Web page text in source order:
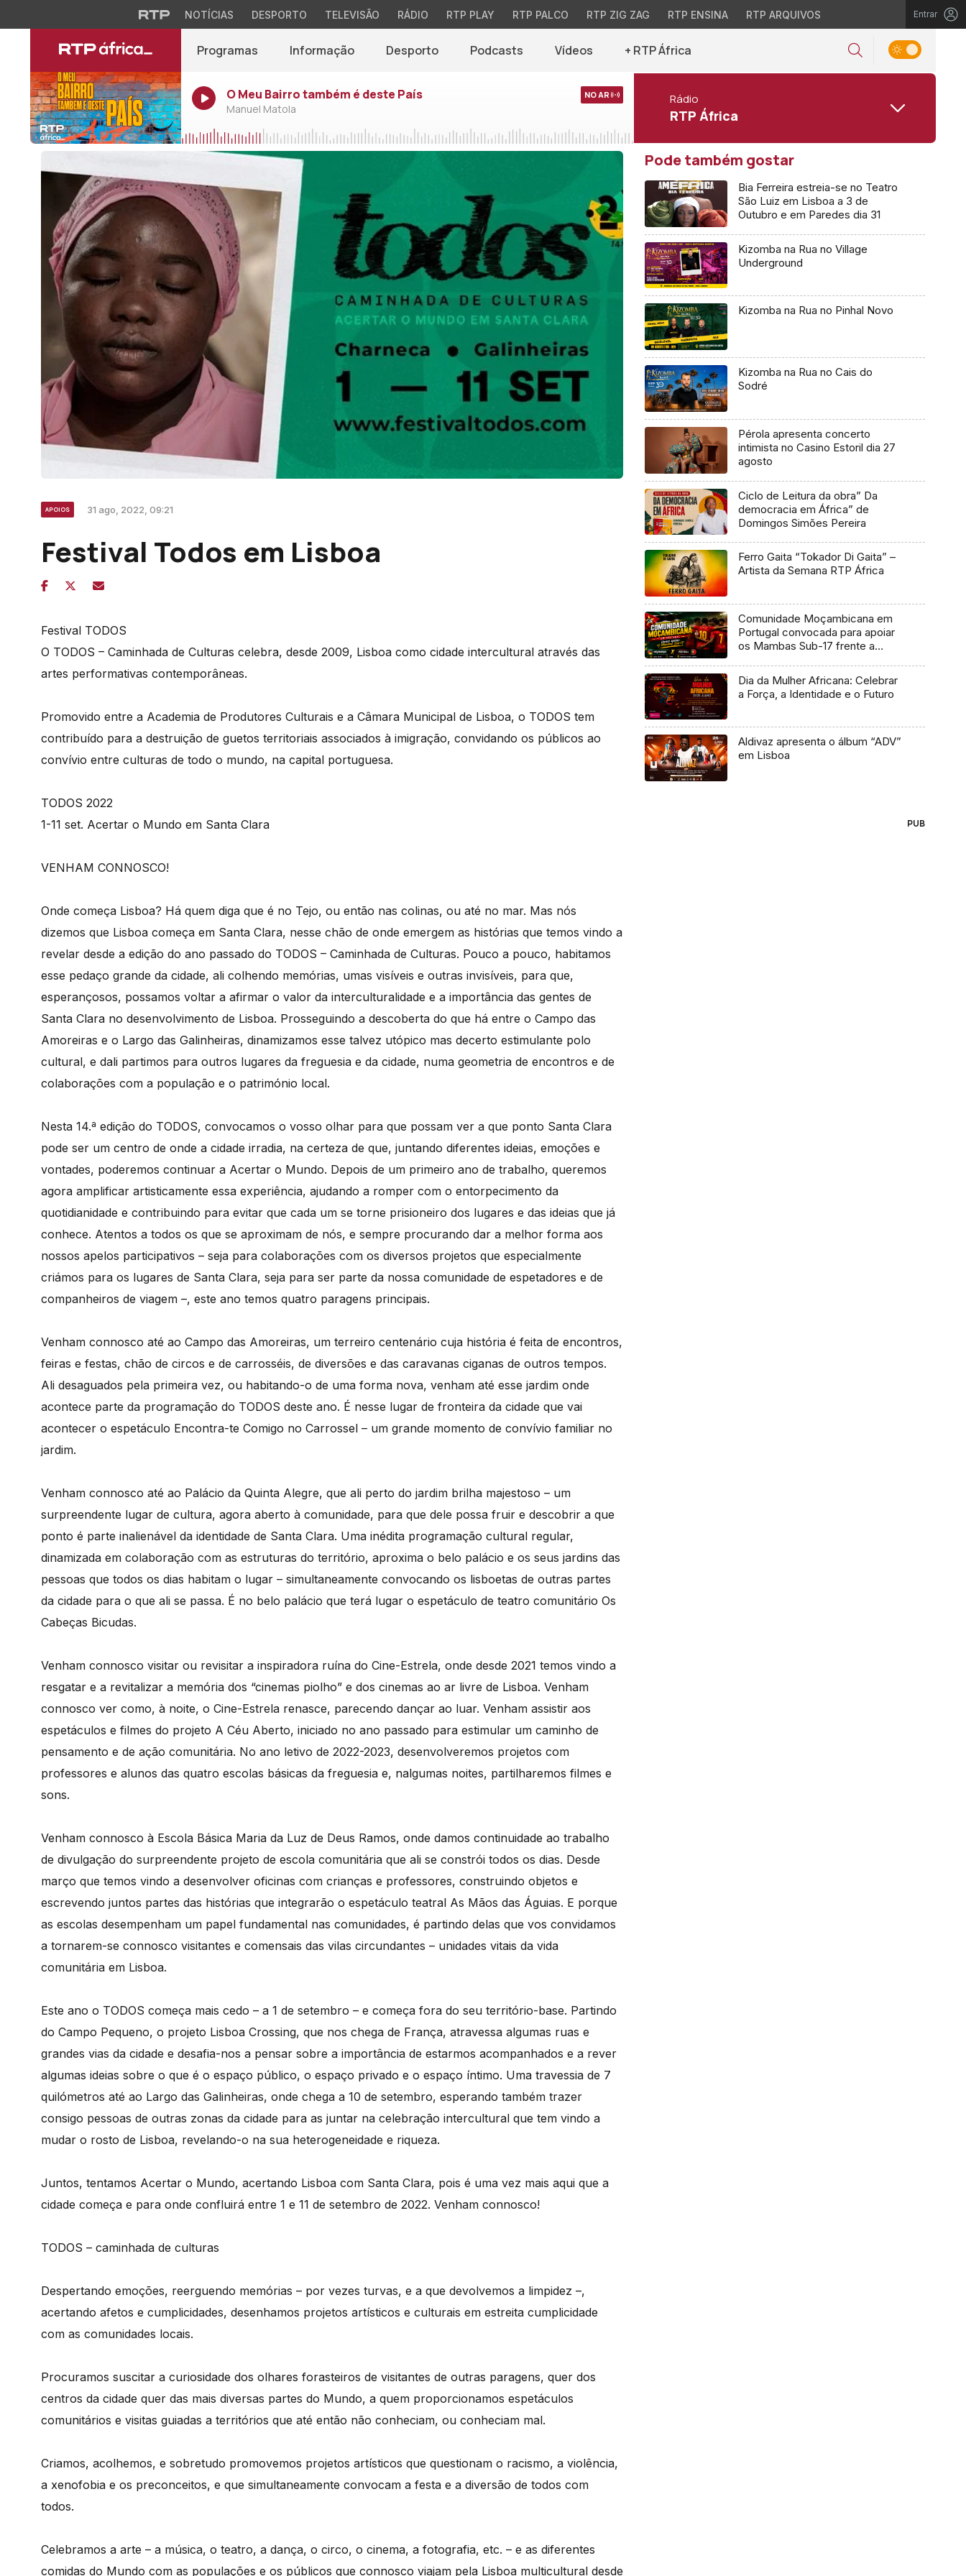
NOTÍCIAS DESPORTO TELEVISÃO RÁDIO RTP PLAY RTP PALCO RTP ZIG ZAG RTP ENSINA RTP ARQUIVOS Entrar
Programas Informação Desporto Podcasts Vídeos + RTP África
O Meu Bairro também é deste País
Manuel Matola
NO AR Rádio
RTP África
APOIOS 31 ago, 2022, 09:21
Festival Todos em Lisboa
Festival TODOS
O TODOS – Caminhada de Culturas celebra, desde 2009, Lisboa como cidade intercultural através das
artes performativas contemporâneas.
Promovido entre a Academia de Produtores Culturais e a Câmara Municipal de Lisboa, o TODOS tem
contribuído para a destruição de guetos territoriais associados à imigração, convidando os públicos ao
convívio entre culturas de todo o mundo, na capital portuguesa.
TODOS 2022
1-11 set. Acertar o Mundo em Santa Clara
VENHAM CONNOSCO!
Onde começa Lisboa? Há quem diga que é no Tejo, ou então nas colinas, ou até no mar. Mas nós
dizemos que Lisboa começa em Santa Clara, nesse chão de onde emergem as histórias que temos vindo a
revelar desde a edição do ano passado do TODOS – Caminhada de Culturas. Pouco a pouco, habitamos
esse pedaço grande da cidade, ali colhendo memórias, umas visíveis e outras invisíveis, para que,
esperançosos, possamos voltar a afirmar o valor da interculturalidade e a importância das gentes de
Santa Clara no desenvolvimento de Lisboa. Prosseguindo a descoberta do que há entre o Campo das
Amoreiras e o Largo das Galinheiras, dinamizamos esse talvez utópico mas decerto estimulante polo
cultural, e dali partimos para outros lugares da freguesia e da cidade, numa geometria de encontros e de
colaborações com a população e o património local.
Nesta 14.ª edição do TODOS, convocamos o vosso olhar para que possam ver a que ponto Santa Clara
pode ser um centro de onde a cidade irradia, na certeza de que, juntando diferentes ideias, emoções e
vontades, poderemos continuar a Acertar o Mundo. Depois de um primeiro ano de trabalho, queremos
agora amplificar artisticamente essa experiência, ajudando a romper com o entorpecimento da
quotidianidade e contribuindo para evitar que cada um se torne prisioneiro dos lugares e das ideias que já
conhece. Atentos a todos os que se aproximam de nós, e sempre procurando dar a melhor forma aos
nossos apelos participativos – seja para colaborações com os diversos projetos que especialmente
criámos para os lugares de Santa Clara, seja para ser parte da nossa comunidade de espetadores e de
companheiros de viagem –, este ano temos quatro paragens principais.
Venham connosco até ao Campo das Amoreiras, um terreiro centenário cuja história é feita de encontros,
feiras e festas, chão de circos e de carrosséis, de diversões e das caravanas ciganas de outros tempos.
Ali desaguados pela primeira vez, ou habitando-o de uma forma nova, venham até esse jardim onde
acontece parte da programação do TODOS deste ano. É nesse lugar de fronteira da cidade que vai
acontecer o espetáculo Encontra-te Comigo no Carrossel – um grande momento de convívio familiar no
jardim.
Venham connosco até ao Palácio da Quinta Alegre, que ali perto do jardim brilha majestoso – um
surpreendente lugar de cultura, agora aberto à comunidade, para que dele possa fruir e descobrir a que
ponto é parte inalienável da identidade de Santa Clara. Uma inédita programação cultural regular,
dinamizada em colaboração com as estruturas do território, aproxima o belo palácio e os seus jardins das
pessoas que todos os dias habitam o lugar – simultaneamente convocando os lisboetas de outras partes
da cidade para o que ali se passa. É no belo palácio que terá lugar o espetáculo de teatro comunitário Os
Cabeças Bicudas.
Venham connosco visitar ou revisitar a inspiradora ruína do Cine-Estrela, onde desde 2021 temos vindo a
resgatar e a revitalizar a memória dos “cinemas piolho” e dos cinemas ao ar livre de Lisboa. Venham
connosco ver como, à noite, o Cine-Estrela renasce, parecendo dançar ao luar. Venham assistir aos
espetáculos e filmes do projeto A Céu Aberto, iniciado no ano passado para estimular um caminho de
pensamento e de ação comunitária. No ano letivo de 2022-2023, desenvolveremos projetos com
professores e alunos das quatro escolas básicas da freguesia e, nalgumas noites, partilharemos filmes e
sons.
Venham connosco à Escola Básica Maria da Luz de Deus Ramos, onde damos continuidade ao trabalho
de divulgação do surpreendente projeto de escola comunitária que ali se constrói todos os dias. Desde
março que temos vindo a desenvolver oficinas com crianças e professores, construindo objetos e
escrevendo juntos partes das histórias que integrarão o espetáculo teatral As Mãos das Águias. E porque
as escolas desempenham um papel fundamental nas comunidades, é partindo delas que vos convidamos
a tornarem-se connosco visitantes e comensais das vilas circundantes – unidades vitais da vida
comunitária em Lisboa.
Este ano o TODOS começa mais cedo – a 1 de setembro – e começa fora do seu território-base. Partindo
do Campo Pequeno, o projeto Lisboa Crossing, que nos chega de França, atravessa algumas ruas e
grandes vias da cidade e desafia-nos a pensar sobre a importância de estarmos acompanhados e a rever
algumas ideias sobre o que é o espaço público, o espaço privado e o espaço íntimo. Uma travessia de 7
quilómetros até ao Largo das Galinheiras, onde chega a 10 de setembro, esperando também trazer
consigo pessoas de outras zonas da cidade para as juntar na celebração intercultural que tem vindo a
mudar o rosto de Lisboa, revelando-o na sua heterogeneidade e riqueza.
Juntos, tentamos Acertar o Mundo, acertando Lisboa com Santa Clara, pois é uma vez mais aqui que a
cidade começa e para onde confluirá entre 1 e 11 de setembro de 2022. Venham connosco!
TODOS – caminhada de culturas
Despertando emoções, reerguendo memórias – por vezes turvas, e a que devolvemos a limpidez –,
acertando afetos e cumplicidades, desenhamos projetos artísticos e culturais em estreita cumplicidade
com as comunidades locais.
Procuramos suscitar a curiosidade dos olhares forasteiros de visitantes de outras paragens, quer dos
centros da cidade quer das mais diversas partes do Mundo, a quem proporcionamos espetáculos
comunitários e visitas guiadas a territórios que até então não conheciam, ou conheciam mal.
Criamos, acolhemos, e sobretudo promovemos projetos artísticos que questionam o racismo, a violência,
a xenofobia e os preconceitos, e que simultaneamente convocam a festa e a diversão de todos com
todos.
Celebramos a arte – a música, o teatro, a dança, o circo, o cinema, a fotografia, etc. – e as diferentes
comidas do Mundo com as populações e os públicos que connosco viajam pela Lisboa multicultural desde
Pode também gostar
Bia Ferreira estreia-se no Teatro
São Luiz em Lisboa a 3 de
Outubro e em Paredes dia 31
Kizomba na Rua no Village
Underground
Kizomba na Rua no Pinhal Novo
Kizomba na Rua no Cais do
Sodré
Pérola apresenta concerto
intimista no Casino Estoril dia 27
agosto
Ciclo de Leitura da obra” Da
democracia em África” de
Domingos Simões Pereira
Ferro Gaita “Tokador Di Gaita” –
Artista da Semana RTP África
Comunidade Moçambicana em
Portugal convocada para apoiar
os Mambas Sub-17 frente a
Dia da Mulher Africana: Celebrar
a Força, a Identidade e o Futuro
Aldivaz apresenta o álbum “ADV”
em Lisboa
PUB